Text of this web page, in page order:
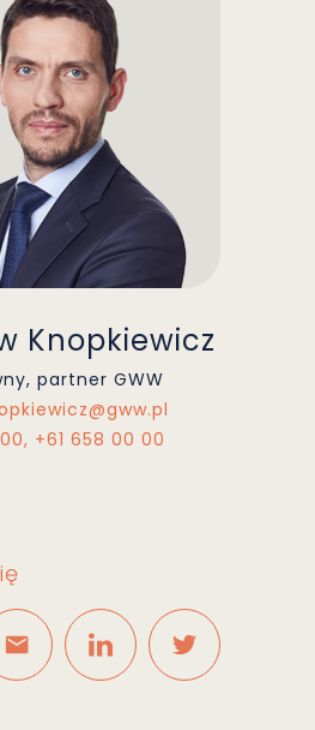
Knopkiewicz
partner GWW
+61 658 00 00